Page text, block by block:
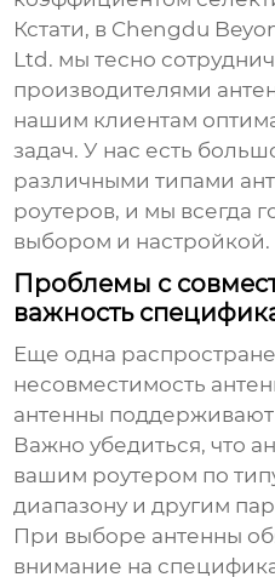
Кстати, в Chengdu
Ltd. мы тесно
производителями
нашим клиентам
задач. У нас есть
различными типами
роутеров, и мы всегда
выбором и настройкой.
Проблемы с
важность
Еще одна
несовместимость
антенны поддерживают
Важно убедиться, что
вашим роутером по
диапазону и другим
При выборе антенны
внимание на